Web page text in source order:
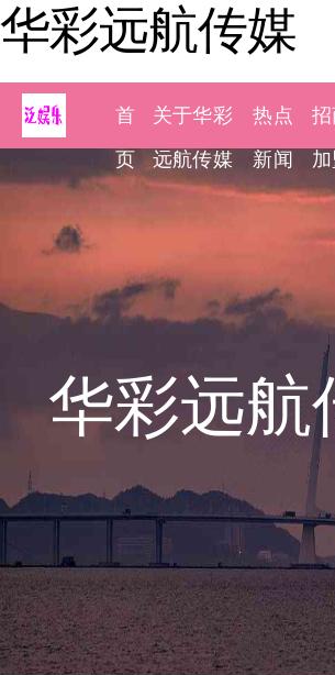
华彩远航传媒
首
页
关于华彩
远航传媒
热点
新闻
加
华彩远航